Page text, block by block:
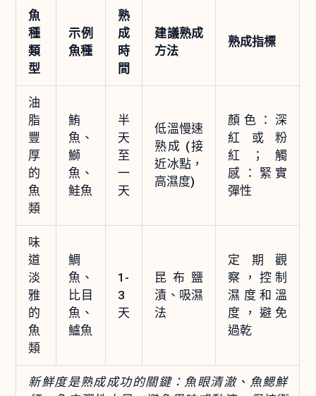
魚
種
類
型
示例
魚種
熟
成
時
間
建議熟成
方法
熟成指標
油
脂
豐
厚
的
魚
類
鮪
魚、
鰤
魚、
鮭魚
半
天
至
一
天
低溫慢速
熟成 (接
近冰點，
高濕度)
顏色：深
紅或粉
紅；觸
感：緊實
彈性
味
道
淡
雅
的
魚
類
鯛
魚、
比目
魚、
鱸魚
1-
3
天
昆布鹽
漬、吸濕
法
定期觀
察，控制
濕度和溫
度，避免
過乾
新鮮度是熟成成功的關鍵：魚眼清澈、魚鰓鮮